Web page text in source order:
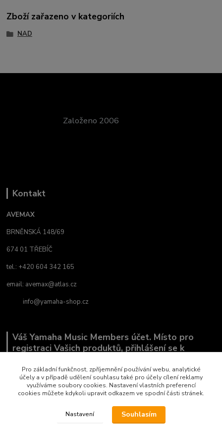
Zboží zařazeno v kategoriích
NAD
Založeno 2006
Kontakt
AVEMAX
BRNĚNSKÁ 148/69
674 01 TŘEBÍČ
tel.: +420 604 342 165
email: avemax@atlas.cz
info@yamaha-shop.cz
Váš Yamaha Music Members účet. Místo pro
registraci Vašich produktů, přihlášení se k
co Vás zajímá.
Pro základní funkčnost, zpříjemnění používání webu, analytické
účely a v případě udělení souhlasu také pro účely cílení reklamy
využíváme soubory cookies. Nastavení vlastních preferencí
cookies můžete kdykoli upravit odkazem ve spodní části stránek.
Nastavení Souhlasím